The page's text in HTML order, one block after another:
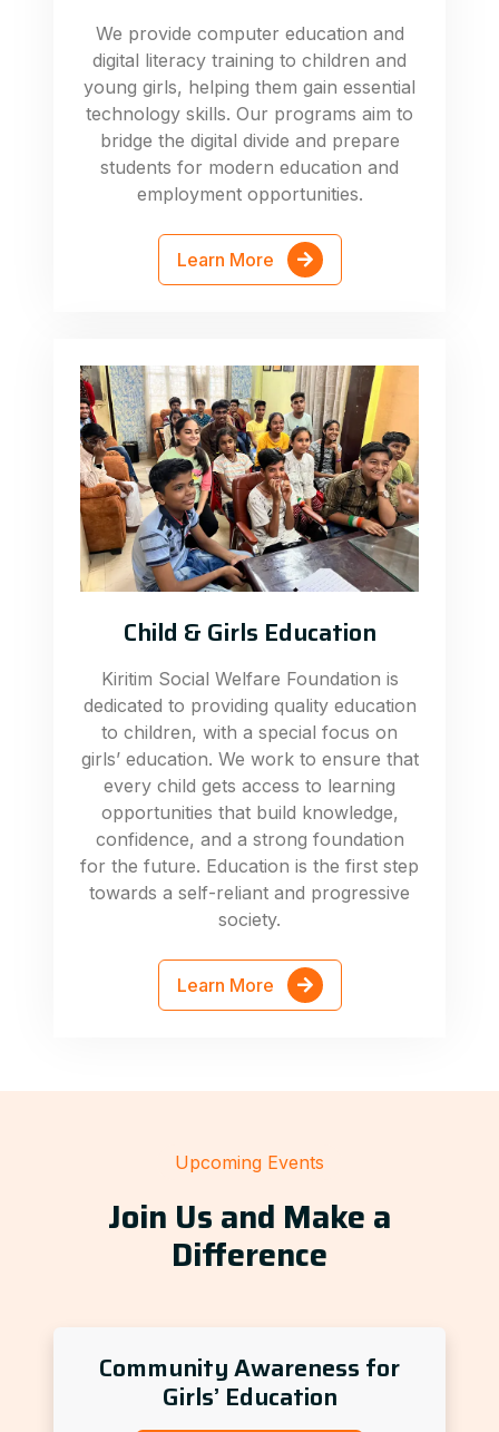
We provide computer education and
digital literacy training to children and
young girls, helping them gain essential
technology skills. Our programs aim to
bridge the digital divide and prepare
students for modern education and
employment opportunities.
Learn More
Child & Girls Education
Kiritim Social Welfare Foundation is
dedicated to providing quality education
to children, with a special focus on
girls’ education. We work to ensure that
every child gets access to learning
opportunities that build knowledge,
confidence, and a strong foundation
for the future. Education is the first step
towards a self-reliant and progressive
society.
Learn More
Upcoming Events
Join Us and Make a
Difference
Community Awareness for
Girls’ Education